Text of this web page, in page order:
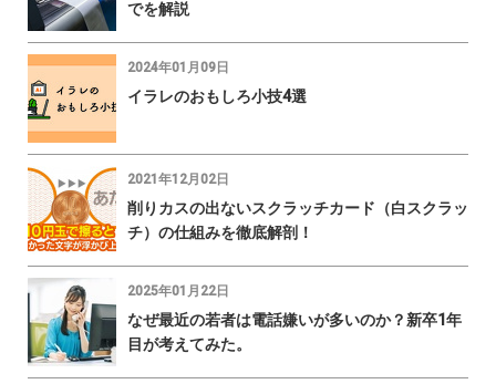
でを解説
2024年01月09日
イラレのおもしろ小技4選
2021年12月02日
削りカスの出ないスクラッチカード（白スクラッ
チ）の仕組みを徹底解剖！
2025年01月22日
なぜ最近の若者は電話嫌いが多いのか？新卒1年
目が考えてみた。